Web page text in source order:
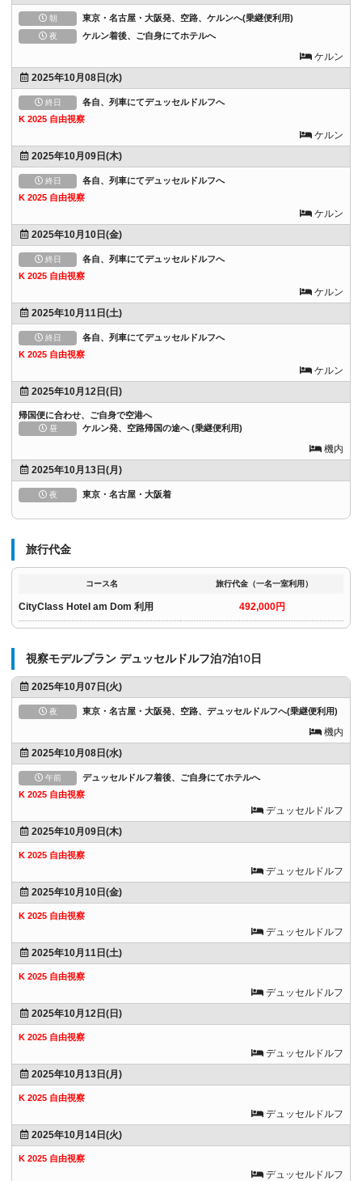
朝 東京・名古屋・大阪発、空路、ケルンへ(乗継便利用)
夜 ケルン着後、ご自身にてホテルへ
ケルン
2025年10月08日(水)
終日
各自、列車にてデュッセルドルフへ
K 2025 自由視察
ケルン
2025年10月09日(木)
終日
各自、列車にてデュッセルドルフへ
K 2025 自由視察
ケルン
2025年10月10日(金)
終日
各自、列車にてデュッセルドルフへ
K 2025 自由視察
ケルン
2025年10月11日(土)
終日
各自、列車にてデュッセルドルフへ
K 2025 自由視察
ケルン
2025年10月12日(日)
帰国便に合わせ、ご自身で空港へ
昼 ケルン発、空路帰国の途へ (乗継便利用)
機内
2025年10月13日(月)
夜 東京・名古屋・大阪着
旅行代金
コース名 旅行代金（一名一室利用）
CityClass Hotel am Dom 利用 492,000円
視察モデルプラン デュッセルドルフ泊7泊10日
2025年10月07日(火)
夜 東京・名古屋・大阪発、空路、デュッセルドルフへ(乗継便利用)
機内
2025年10月08日(水)
午前
デュッセルドルフ着後、ご自身にてホテルへ
K 2025 自由視察
デュッセルドルフ
2025年10月09日(木)
K 2025 自由視察
デュッセルドルフ
2025年10月10日(金)
K 2025 自由視察
デュッセルドルフ
2025年10月11日(土)
K 2025 自由視察
デュッセルドルフ
2025年10月12日(日)
K 2025 自由視察
デュッセルドルフ
2025年10月13日(月)
K 2025 自由視察
デュッセルドルフ
2025年10月14日(火)
K 2025 自由視察
デュッセルドルフ